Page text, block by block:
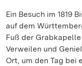
Ein Besuch im 1819
auf dem
Fuß der
Verweilen und
Ort, um den Tag bei